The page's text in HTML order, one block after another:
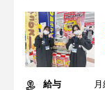
給与